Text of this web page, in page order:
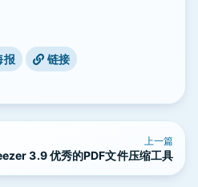
报 链接
上一篇
3.9 优秀的PDF文件压缩工具